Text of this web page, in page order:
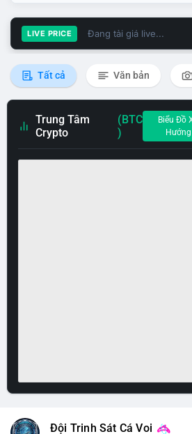
LIVE PRICE Đang tải giá live...
Tất cả Văn bản
Trung Tâm
Crypto
(BTC
)
Biểu Đồ
Hướng
Đội Trinh Sát Cá Voi